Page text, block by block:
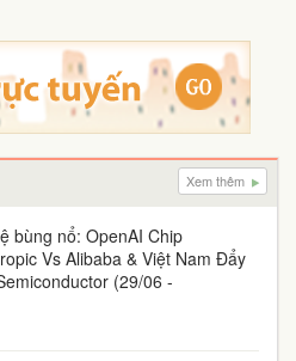
Xem thêm
bùng nổ: OpenAI Chip
Vs Alibaba & Việt Nam Đẩy
(29/06 -